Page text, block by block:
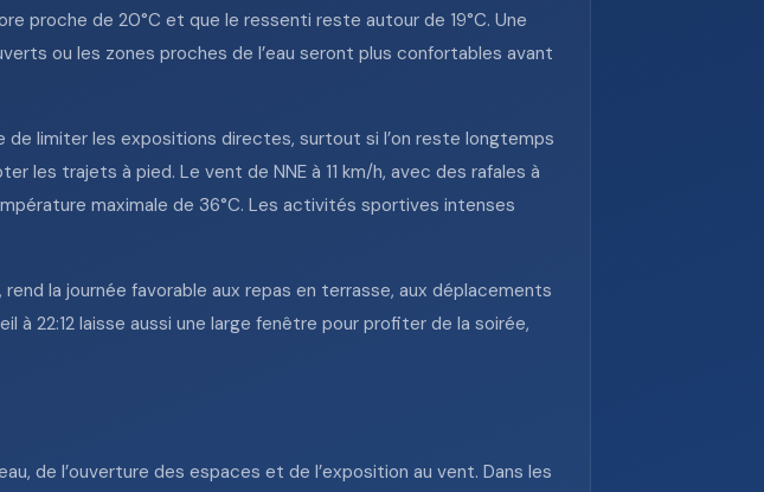
proche de 20°C et que le ressenti reste autour de 19°C. Une
ou les zones proches de l’eau seront plus confortables avant
de limiter les expositions directes, surtout si l’on reste longtemps
les trajets à pied. Le vent de NNE à 11 km/h, avec des rafales à
maximale de 36°C. Les activités sportives intenses
la journée favorable aux repas en terrasse, aux déplacements
à 22:12 laisse aussi une large fenêtre pour profiter de la soirée,
de l’ouverture des espaces et de l’exposition au vent. Dans les